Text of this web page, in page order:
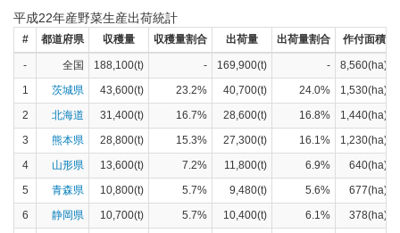
平成22年産野菜生産出荷統計
# 都道府県 収穫量 収穫量割合 出荷量 出荷量割合 作付面積
- 全国 188,100(t) - 169,900(t) -
8,560(ha)
1
茨城県 43,600(t) 23.2% 40,700(t) 24.0%
1,530(ha)
2
北海道 31,400(t) 16.7% 28,600(t) 16.8%
1,440(ha)
3
熊本県 28,800(t) 15.3% 27,300(t) 16.1%
1,230(ha)
4
山形県 13,600(t) 7.2% 11,800(t) 6.9%
640(ha)
5
青森県 10,800(t) 5.7% 9,480(t) 5.6%
677(ha)
6
静岡県 10,700(t) 5.7% 10,400(t) 6.1%
378(ha)